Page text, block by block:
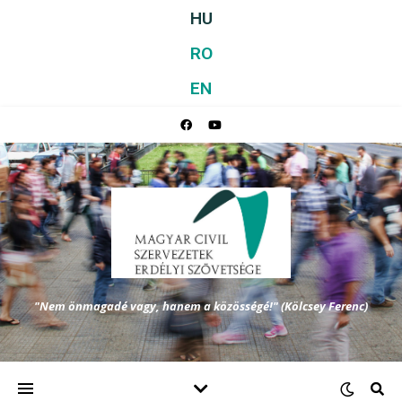
HU
RO
EN
"Nem önmagadé vagy, hanem a közösségé!" (Kölcsey Ferenc)